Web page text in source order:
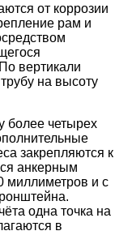
от коррозии
рам и
вертикали
на высоту
более четырех
закрепляются к
анкерным
миллиметров и с
одна точка на
в